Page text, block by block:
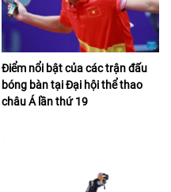
Điểm nổi bật của các trận đấu
bóng bàn tại Đại hội thể thao
châu Á lần thứ 19